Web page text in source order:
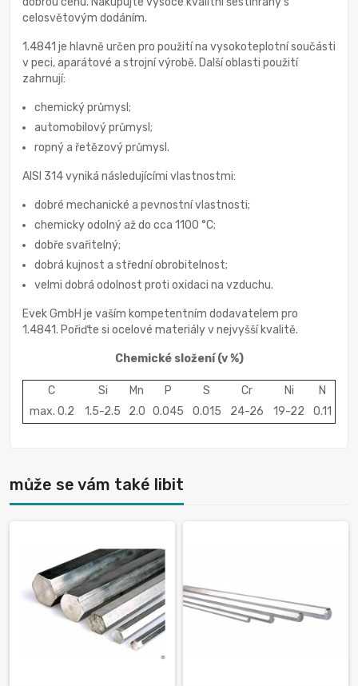
celosvětovým dodáním.
1.4841 je hlavně určen pro použití na vysokoteplotní součásti
v peci, aparátové a strojní výrobě. Další oblasti použití
zahrnují:
chemický průmysl;
automobilový průmysl;
ropný a řetězový průmysl.
AISI 314 vyniká následujícími vlastnostmi:
dobré mechanické a pevnostní vlastnosti;
chemicky odolný až do cca 1100 °C;
dobře svařitelný;
dobrá kujnost a střední obrobitelnost;
velmi dobrá odolnost proti oxidaci na vzduchu.
Evek GmbH je vaším kompetentním dodavatelem pro
1.4841. Pořiďte si ocelové materiály v nejvyšší kvalitě.
Chemické složení(v %)
C Si Mn P S Cr Ni
N
max. 0.2
1.5-2.5 2.0 0.045 0.015 24-26 19-22 0.11
může se vám také libit